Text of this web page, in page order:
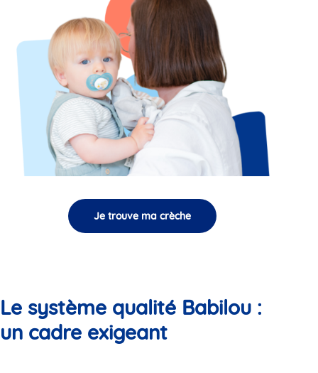
Je trouve ma crèche
Le système qualité Babilou :
un cadre exigeant